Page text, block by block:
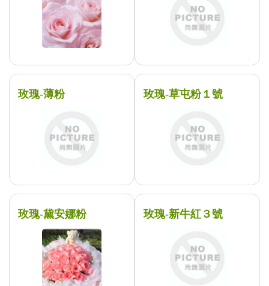
玫瑰-薄粉 玫瑰-草屯粉１號
玫瑰-黛安娜粉 玫瑰-新牛紅３號